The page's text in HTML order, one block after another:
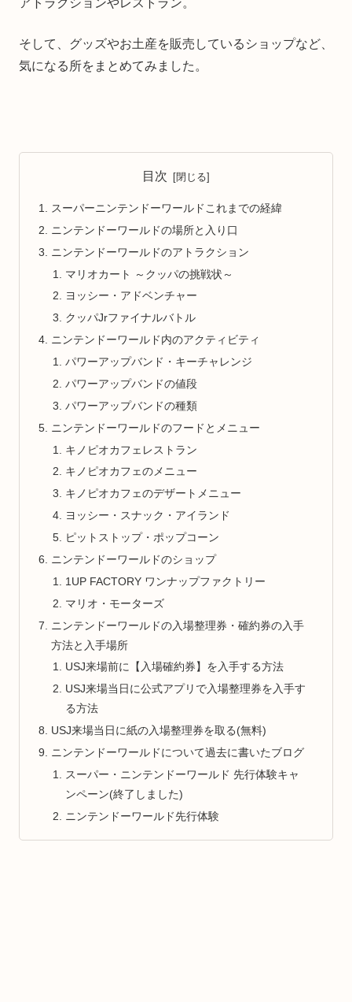
アトラクションやレストラン。
そして、グッズやお土産を販売しているショップなど、
気になる所をまとめてみました。
目次
スーパーニンテンドーワールドこれまでの経緯
ニンテンドーワールドの場所と入り口
ニンテンドーワールドのアトラクション
マリオカート ～クッパの挑戦状～
ヨッシー・アドベンチャー
クッパJrファイナルバトル
ニンテンドーワールド内のアクティビティ
パワーアップバンド・キーチャレンジ
パワーアップバンドの値段
パワーアップバンドの種類
ニンテンドーワールドのフードとメニュー
キノピオカフェレストラン
キノピオカフェのメニュー
キノピオカフェのデザートメニュー
ヨッシー・スナック・アイランド
ピットストップ・ポップコーン
ニンテンドーワールドのショップ
1UP FACTORY ワンナップファクトリー
マリオ・モーターズ
ニンテンドーワールドの入場整理券・確約券の入手
方法と入手場所
USJ来場前に【入場確約券】を入手する方法
USJ来場当日に公式アプリで入場整理券を入手す
る方法
USJ来場当日に紙の入場整理券を取る(無料)
ニンテンドーワールドについて過去に書いたブログ
スーパー・ニンテンドーワールド 先行体験キャ
ンペーン(終了しました)
ニンテンドーワールド先行体験